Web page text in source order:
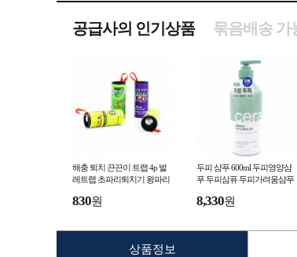
공급사의 인기상품 묶음배송 가
해충 퇴치 끈끈이 트랩 4p 벌
레트랩 초파리퇴치기 왕파리
트랩
830원
두피 샴푸 600ml 두피영양샴
푸 두피삼퓨 두피가려움샴푸
8,330원
상품정보